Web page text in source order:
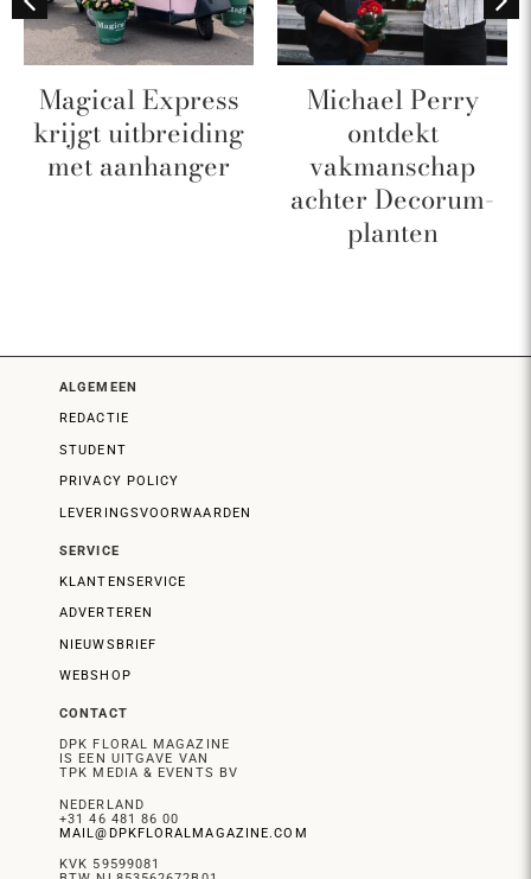
Magical Express
krijgt uitbreiding
met aanhanger
Michael Perry
ontdekt
vakmanschap
achter Decorum-
planten
ALGEMEEN
REDACTIE
STUDENT
PRIVACY POLICY
LEVERINGSVOORWAARDEN
SERVICE
KLANTENSERVICE
ADVERTEREN
NIEUWSBRIEF
WEBSHOP
CONTACT
DPK FLORAL MAGAZINE
IS EEN UITGAVE VAN
TPK MEDIA & EVENTS BV
NEDERLAND
+31 46 481 86 00
MAIL@DPKFLORALMAGAZINE.COM
KVK 59599081